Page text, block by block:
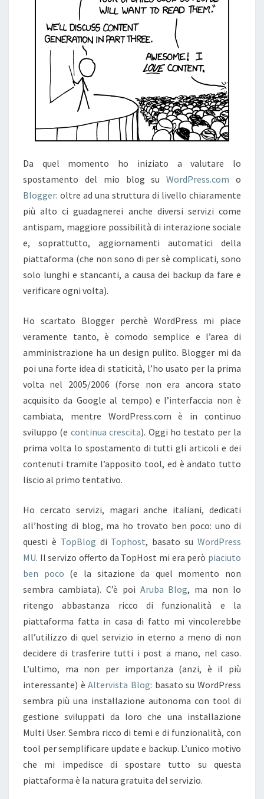
Da quel momento ho iniziato a valutare lo
spostamento del mio blog suWordPress.com o
Blogger: oltre ad una struttura di livello chiaramente
più alto ci guadagnerei anche diversi servizi come
antispam, maggiore possibilità di interazione sociale
e, soprattutto, aggiornamenti automatici della
piattaforma (che non sono di per sè complicati, sono
solo lunghi e stancanti, a causa dei backup da fare e
verificare ogni volta).
Ho scartato Blogger perchè WordPress mi piace
veramente tanto, è comodo semplice e l’area di
amministrazione ha un design pulito. Blogger mi da
poi una forte idea di staticità, l’ho usato per la prima
volta nel 2005/2006 (forse non era ancora stato
acquisito da Google al tempo) e l’interfaccia non è
cambiata, mentre WordPress.com è in continuo
sviluppo (e continua crescita). Oggi ho testato per la
prima volta lo spostamento di tutti gli articoli e dei
contenuti tramite l’apposito tool, ed è andato tutto
liscio al primo tentativo.
Ho cercato servizi, magari anche italiani, dedicati
all’hosting di blog, ma ho trovato ben poco: uno di
questi è TopBlog di Tophost, basato suWordPress
MU. Il servizo offerto da TopHost mi era però piaciuto
ben poco (e la sitazione da quel momento non
sembra cambiata). C’è poi Aruba Blog, ma non lo
ritengo abbastanza ricco di funzionalità e la
piattaforma fatta in casa di fatto mi vincolerebbe
all’utilizzo di quel servizio in eterno a meno di non
decidere di trasferire tutti i post a mano, nel caso.
L’ultimo, ma non per importanza (anzi, è il più
interessante) èAltervista Blog: basato su WordPress
sembra più una installazione autonoma con tool di
gestione sviluppati da loro che una installazione
Multi User. Sembra ricco di temi e di funzionalità, con
tool per semplificare update e backup. L’unico motivo
che mi impedisce di spostare tutto su questa
piattaforma è la natura gratuita del servizio.